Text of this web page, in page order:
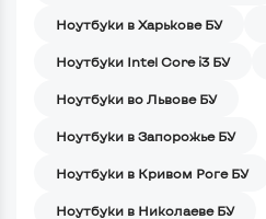
Ноутбуки в Харькове БУ
Ноутбуки Intel Core i3 БУ
Ноутбуки во Львове БУ
Ноутбуки в Запорожье БУ
Ноутбуки в Кривом Роге БУ
Ноутбуки в Николаеве БУ